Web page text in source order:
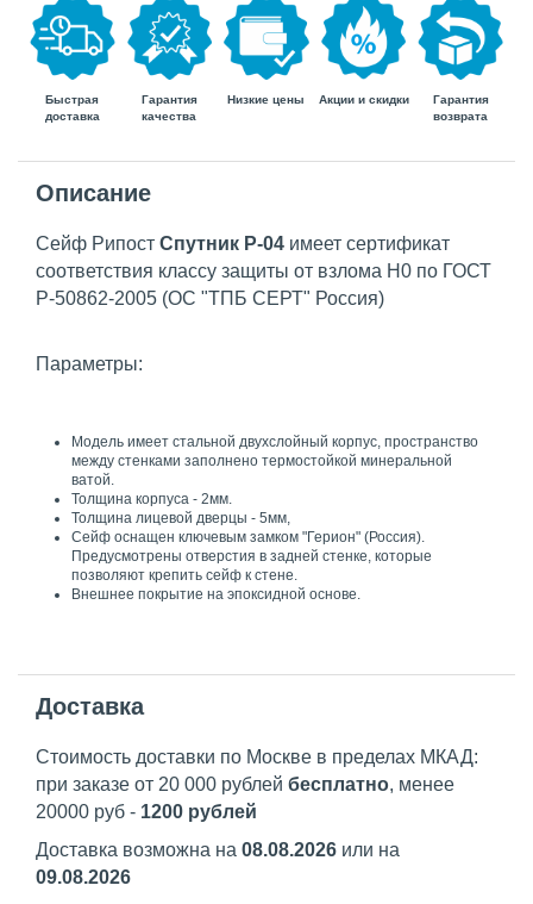
Быстрая
доставка
Гарантия
качества
Низкие цены Акции и скидки
Гарантия
возврата
Описание
Сейф Рипост Спутник Р-04 имеет сертификат
соответствия классу защиты от взлома Н0 по ГОСТ
Р-50862-2005 (ОС "ТПБ СЕРТ" Россия)
Параметры:
Модель имеет стальной двухслойный корпус, пространство
между стенками заполнено термостойкой минеральной
ватой.
Толщина корпуса - 2мм.
Толщина лицевой дверцы - 5мм,
Сейф оснащен ключевым замком "Герион" (Россия).
Предусмотрены отверстия в задней стенке, которые
позволяют крепить сейф к стене.
Внешнее покрытие на эпоксидной основе.
Доставка
Стоимость доставки по Москве в пределах МКАД:
при заказе от 20 000 рублей бесплатно, менее
20000 руб - 1200 рублей
Доставка возможна на 08.08.2026 или на
09.08.2026